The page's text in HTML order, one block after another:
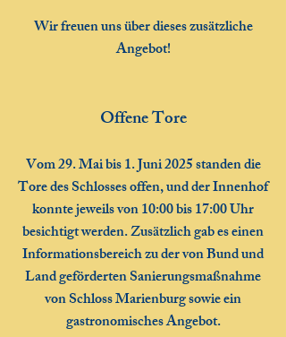
Wir freuen uns über dieses zusätzliche
Angebot!
Offene Tore
Vom 29. Mai bis 1. Juni 2025 standen die
Tore des Schlosses offen, und der Innenhof
konnte jeweils von 10:00 bis 17:00 Uhr
besichtigt werden. Zusätzlich gab es einen
Informationsbereich zu der von Bund und
Land geförderten Sanierungsmaßnahme
von Schloss Marienburg sowie ein
gastronomisches Angebot.